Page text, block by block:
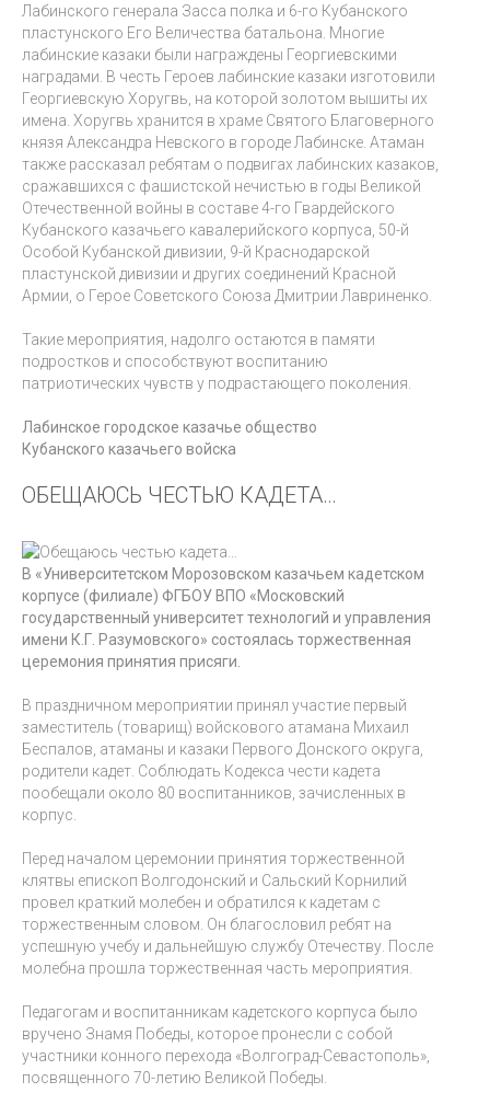
Лабинского генерала Засса полка и 6-го Кубанского
пластунского Его Величества батальона. Многие
лабинские казаки были награждены Георгиевскими
наградами. В честь Героев лабинские казаки изготовили
Георгиевскую Хоругвь, на которой золотом вышиты их
имена. Хоругвь хранится в храме Святого Благоверного
князя Александра Невского в городе Лабинске. Атаман
также рассказал ребятам о подвигах лабинских казаков,
сражавшихся с фашистской нечистью в годы Великой
Отечественной войны в составе 4-го Гвардейского
Кубанского казачьего кавалерийского корпуса, 50-й
Особой Кубанской дивизии, 9-й Краснодарской
пластунской дивизии и других соединений Красной
Армии, о Герое Советского Союза Дмитрии Лавриненко.
Такие мероприятия, надолго остаются в памяти
подростков и способствуют воспитанию
патриотических чувств у подрастающего поколения.
Лабинское городское казачье общество
Кубанского казачьего войска
ОБЕЩАЮСЬ ЧЕСТЬЮ КАДЕТА…
В «Университетском Морозовском казачьем кадетском
корпусе (филиале) ФГБОУ ВПО «Московский
государственный университет технологий и управления
имени К.Г. Разумовского» состоялась торжественная
церемония принятия присяги.
В праздничном мероприятии принял участие первый
заместитель (товарищ) войскового атамана Михаил
Беспалов, атаманы и казаки Первого Донского округа,
родители кадет. Соблюдать Кодекса чести кадета
пообещали около 80 воспитанников, зачисленных в
корпус.
Перед началом церемонии принятия торжественной
клятвы епископ Волгодонский и Сальский Корнилий
провел краткий молебен и обратился к кадетам с
торжественным словом. Он благословил ребят на
успешную учебу и дальнейшую службу Отечеству. После
молебна прошла торжественная часть мероприятия.
Педагогам и воспитанникам кадетского корпуса было
вручено Знамя Победы, которое пронесли с собой
участники конного перехода «Волгоград-Севастополь»,
посвященного 70-летию Великой Победы.